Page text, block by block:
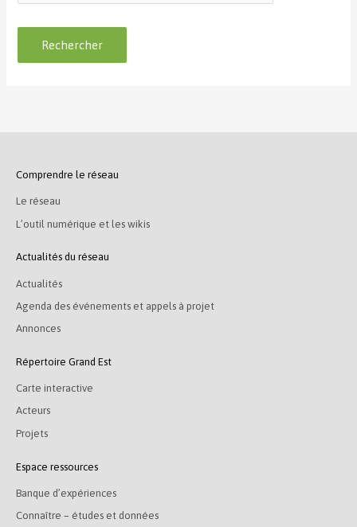
Comprendre le réseau
Le réseau
L’outil numérique et les wikis
Actualités du réseau
Actualités
Agenda des événements et appels à projet
Annonces
Répertoire Grand Est
Carte interactive
Acteurs
Projets
Espace ressources
Banque d’expériences
Connaître – études et données